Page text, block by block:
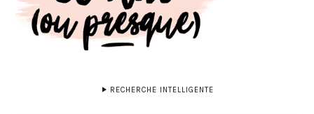
RECHERCHE INTELLIGENTE